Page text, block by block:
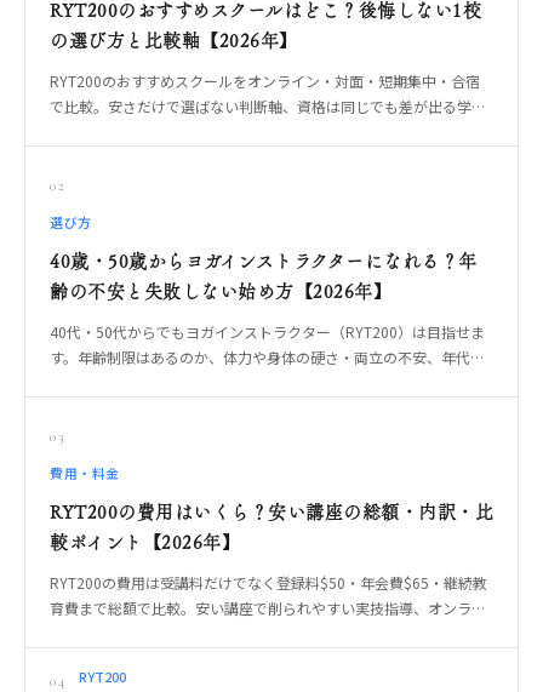
RYT200のおすすめスクールはどこ？後悔しない1校
の選び方と比較軸【2026年】
RYT200のおすすめスクールをオンライン・対面・短期集中・合宿
で比較。安さだけで選ばない判断軸、資格は同じでも差が出る学び
02
選び方
40歳・50歳からヨガインストラクターになれる？年
齢の不安と失敗しない始め方【2026年】
40代・50代からでもヨガインストラクター（RYT200）は目指せま
す。年齢制限はあるのか、体力や身体の硬さ・両立の不安、年代だ
03
費用・料金
RYT200の費用はいくら？安い講座の総額・内訳・比
較ポイント【2026年】
RYT200の費用は受講料だけでなく登録料$50・年会費$65・継続教
育費まで総額で比較。安い講座で削られやすい実技指導、オンライ
04 RYT200